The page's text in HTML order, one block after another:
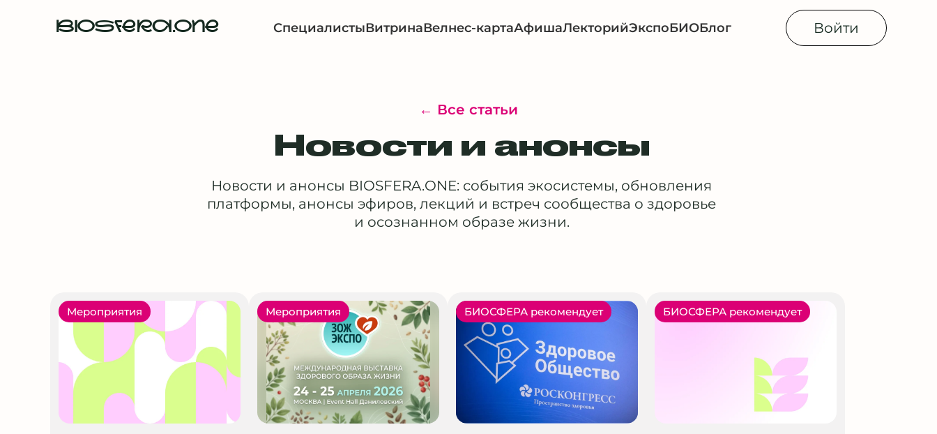
BIOSFERA.ONE СпециалистыВитринаВелнес-картаАфишаЛекторийЭкспоБИОБлог Войти
← Все статьи
Новости и анонсы
Новости и анонсы BIOSFERA.ONE: события экосистемы, обновления
платформы, анонсы эфиров, лекций и встреч сообщества о здоровье
и осознанном образе жизни.
Мероприятия Мероприятия БИОСФЕРА рекомендует БИОСФЕРА рекомендует